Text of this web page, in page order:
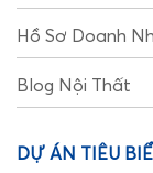
Hồ Sơ Doanh
Blog Nội Thất
DỰ ÁN TIÊU